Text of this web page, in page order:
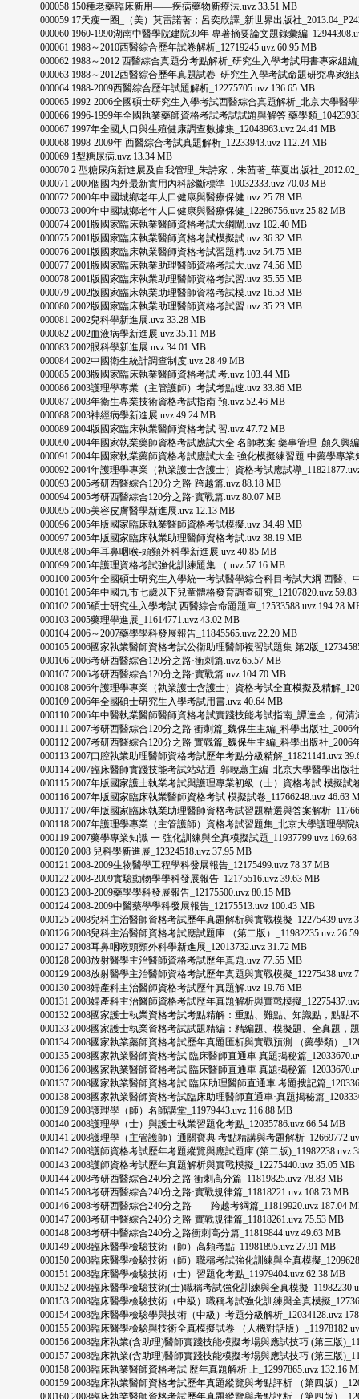
000058 150種老藥臨床新用——疾病藥物新療法.uvz 33.51 MB
000059 17天瘦一圈_（美）莫雷諾著；呂奕欣譯_新世界出版社
000060 1960-1990湖南中醫學院建院30年 專著摘要論文題錄彙編
000061 1988～2010西醫綜合歷年試卷解析_12719245.uvz 60.95 MB
000062 1988～2012 西醫綜合真題分考點解析_研究生入學考試用書專家組編
000063 1988～2012西醫綜合歷年真題試卷_研究生入學考試命題研究專家組
000064 1988-2009西醫綜合歷年試題解析_12275705.uvz 136.65 MB
000065 1992-2006全國碩士研究生入學考試西醫綜合真題解析_北京大學醫學
000066 1996-1999年全國執業藥師資格考試考試試題與解答 藥學類
000067 1997年全國人口與生殖健康調查數據集_12048963.uvz 24.41 MB
000068 1998-2009年 西醫綜合考試真題解析_12233943.uvz 112.24 MB
000069 1型糖尿病.uvz 13.34 MB
000070 2 型糖尿病新進展及自我管理_朱詩家，朱茜著_華夏出版社
000071 2000個國內外最新實用內科診斷標準_10032333.uvz 70.03 MB
000072 2000年中國城鄉老年人口健康與醫療保健.uvz 25.78 MB
000073 2000年中國城鄉老年人口健康與醫療保健_12286756.uvz 25.82 MB
000074 2001版國家臨床執業醫師資格考試大綱闡.uvz 102.40 MB
000075 2001版國家臨床執業醫師資格考試模擬試.uvz 36.32 MB
000076 2001版國家臨床執業醫師資格考試習題精.uvz 54.75 MB
000077 2001版國家臨床執業助理醫師資格考試大.uvz 74.56 MB
000078 2001版國家臨床執業助理醫師資格考試習.uvz 35.55 MB
000079 2002版國家臨床執業助理醫師資格考試模.uvz 16.53 MB
000080 2002版國家臨床執業助理醫師資格考試習.uvz 35.23 MB
000081 2002兒科學新進展.uvz 33.28 MB
000082 2002血液病學新進展.uvz 35.11 MB
000083 2002眼科學新進展.uvz 34.01 MB
000084 2002中國衛生統計調查制度.uvz 28.49 MB
000085 2003版國家臨床執業醫師資格考試 考.uvz 103.44 MB
000086 2003護理學專業（主管護師）考試考點速.uvz 33.86 MB
000087 2003年衛生專業技術資格考試指南 預.uvz 52.46 MB
000088 2003神經病學新進展.uvz 49.24 MB
000089 2004版國家臨床執業醫師資格考試 習.uvz 47.72 MB
000090 2004年國家執業藥師資格考試應試大全 名師教案 藥事管理_顏久興編
000091 2004年國家執業藥師資格考試應試大全 強化模擬練習題 中藥學專業
000092 2004年護理學專業（執業護士含護士）資格考試應試導
000093 2005考研西醫綜合120分之路·跨越篇.uvz 88.18 MB
000094 2005考研西醫綜合120分之路·實戰篇.uvz 80.07 MB
000095 2005美容皮膚醫學新進展.uvz 12.13 MB
000096 2005年版國家臨床執業醫師資格考試模擬.uvz 34.49 MB
000097 2005年版國家臨床執業助理醫師資格考試.uvz 38.19 MB
000098 2005年耳鼻咽喉-頭頸外科學新進展.uvz 40.85 MB
000099 2005年護理資格考試強化訓練題集 （.uvz 57.16 MB
000100 2005年全國碩士研究生入學統一考試醫學綜合科目考試大綱 西醫、中
000101 2005年中國九市七歲以下兒童體格發育調查研究_12107820.uvz
000102 2005碩士研究生入學考試 西醫綜合命題題庫_12533588.uvz 194.28
000103 2005藥理學進展_11614771.uvz 43.02 MB
000104 2006～2007藥學學科發展報告_11845565.uvz 22.20 MB
000105 2006國家執業醫師資格考試公衛助理醫師複習試題集 第2版
000106 2006考研西醫綜合120分之路·衝刺篇.uvz 65.57 MB
000107 2006考研西醫綜合120分之路·實戰篇.uvz 104.70 MB
000108 2006年護理學專業（執業護士含護士）資格考試全直模擬及精解
000109 2006年全國碩士研究生入學考試用書.uvz 40.64 MB
000110 2006年中醫執業醫師醫師資格考試實踐技能考試指南_譚達全，何清
000111 2007考研西醫綜合120分之路 衝刺篇_魏保生主編_科學出版社_2006
000112 2007考研西醫綜合120分之路 實戰篇_魏保生主編_科學出版社_2006
000113 2007口腔執業助理醫師資格考試歷年考點分級精解_11821141.uvz
000114 2007臨床醫師實踐技能考試站站通_郭曉蕙主編_北京大學醫學出版社
000115 2007年版國家護士執業考試與護理專業初級（士）資格考試 模擬試卷
000116 2007年版國家臨床執業醫師資格考試 模擬試卷_11766248.uvz 46.63
000117 2007年版國家臨床執業助理醫師資格考試習題精選與答案解析
000118 2007年護理學專業（主管護師）資格考試習題集_北京大學護理學院
000119 2007藥學專業知識 一 強化訓練與全真模擬試題_11937799.uvz
000120 2008 兒科學新進展_12324518.uvz 37.95 MB
000121 2008-2009生物醫學工程學科發展報告_12175499.uvz 78.37 MB
000122 2008-2009實驗動物學學科發展報告_12175516.uvz 39.63 MB
000123 2008-2009藥學學科發展報告_12175500.uvz 80.15 MB
000124 2008-2009中醫藥學學科發展報告_12175513.uvz 100.43 MB
000125 2008兒科主治醫師資格考試歷年真題解析與實戰模擬_12275439.uvz
000126 2008兒科主治醫師資格考試應試題庫 （第二版）_11982235.uvz
000127 2008耳鼻咽喉頭頸外科學新進展_12013732.uvz 31.72 MB
000128 2008放射醫學主治醫師資格考試歷年真題.uvz 77.55 MB
000129 2008放射醫學主治醫師資格考試歷年真題與實戰模擬_12275438.uvz
000130 2008婦產科主治醫師資格考試歷年真題解.uvz 19.76 MB
000131 2008婦產科主治醫師資格考試歷年真題解析與實戰模擬
000132 2008國家護士執業資格考試考點精解：重點、難點、知識點，點點不
000133 2008國家護士執業資格考試試題精編：精編題、模擬題、全真題，題
000134 2008國家執業藥師資格考試歷年真題匯析與實戰預測 （藥學類）
000135 2008國家執業醫師資格考試 臨床醫師直通車 真題揭秘篇
000136 2008國家執業醫師資格考試 臨床醫師直通車 真題揭秘篇
000137 2008國家執業醫師資格考試 臨床助理醫師直通車 考題搜記篇
000138 2008國家執業醫師資格考試臨床助理醫師直通車·真題揭秘篇
000139 2008護理學（師）名師講堂_11979443.uvz 116.88 MB
000140 2008護理學（士）與護士執業習題化考點_12035786.uvz 66.54 MB
000141 2008護理學（主管護師）通關寶典 考點精講與考題解析
000142 2008護師資格考試歷年考題縱覽與應試題庫 (第二版)_11982238.uvz
000143 2008護師資格考試歷年真題解析與實戰模擬_12275440.uvz 35.05 MB
000144 2008考研西醫綜合240分之路 衝刺高分篇_11819825.uvz 78.83 MB
000145 2008考研西醫綜合240分之路·實戰規律篇_11818221.uvz 108.73 MB
000146 2008考研西醫綜合240分之路——跨越考綱篇_11819920.uvz 187.04
000147 2008考研中醫綜合240分之路·實戰規律篇_11818261.uvz 75.53 MB
000148 2008考研中醫綜合240分之路衝刺高分篇_11819844.uvz 49.63 MB
000149 2008臨床醫學檢驗技術（師）高頻考點_11981895.uvz 27.91 MB
000150 2008臨床醫學檢驗技術（師）職稱考試強化訓練與全真模擬
000151 2008臨床醫學檢驗技術（士）習題化考點_11979404.uvz 62.38 MB
000152 2008臨床醫學檢驗技術(士)職稱考試強化訓練與全真模擬
000153 2008臨床醫學檢驗技術（中級）職稱考試強化訓練與全真模擬
000154 2008臨床醫學檢驗學與技術（中級）考題分級解析_12034128.uvz
000155 2008臨床醫學檢驗與技術全真模擬試卷 （人機對話版）
000156 2008臨床執業(含助理)醫師實踐技能模擬考場與應試技巧 (第三版
000157 2008臨床執業(含助理)醫師實踐技能模擬考場與應試技巧 (第三版
000158 2008臨床執業醫師資格考試 歷年真題解析 上_12997865.uvz 132.16
000159 2008臨床執業醫師資格考試歷年真題縱覽與考點評析 （第四版）
000160 2008臨床執業醫師資格考試歷年真題縱覽與考點評析 （第四版）